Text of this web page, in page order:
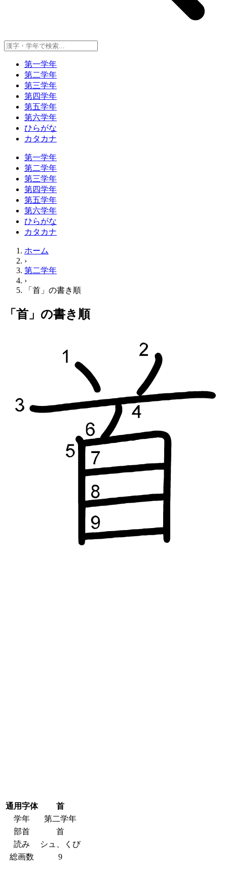
第一学年
第二学年
第三学年
第四学年
第五学年
第六学年
ひらがな
カタカナ
第一学年
第二学年
第三学年
第四学年
第五学年
第六学年
ひらがな
カタカナ
ホーム
›
第二学年
›
「首」の書き順
「首」の書き順
通用字体
首
学年
第二学年
部首
首
読み
シュ、くび
総画数
9